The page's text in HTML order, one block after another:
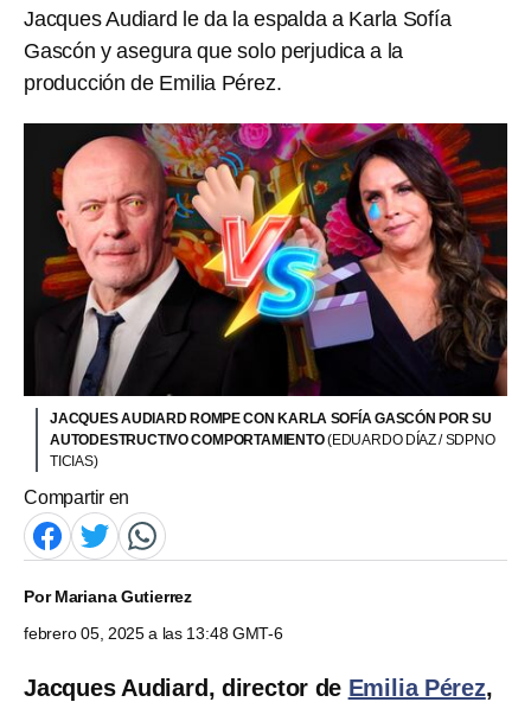
Jacques Audiard le da la espalda a Karla Sofía
Gascón y asegura que solo perjudica a la
producción de Emilia Pérez.
JACQUES AUDIARD ROMPE CON KARLA SOFÍA GASCÓN POR SU
AUTODESTRUCTIVO COMPORTAMIENTO(EDUARDO DÍAZ / SDPNO
TICIAS)
Compartir en
PorMariana Gutierrez
febrero 05, 2025 a las 13:48 GMT-6
Jacques Audiard, director de Emilia Pérez,